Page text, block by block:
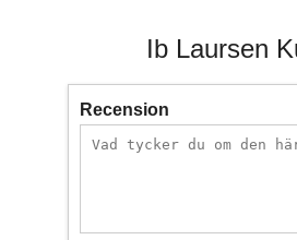
Ib Laursen
Recension